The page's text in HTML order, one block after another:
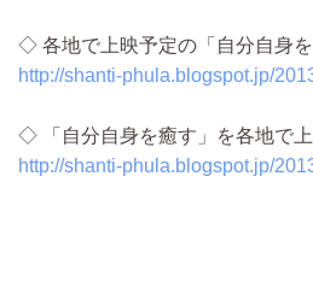
◇ 各地で上映予定の「自分自身
http://shanti-phula.blogspot.jp/
◇ 「自分自身を癒す」を各地で
http://shanti-phula.blogspot.jp/